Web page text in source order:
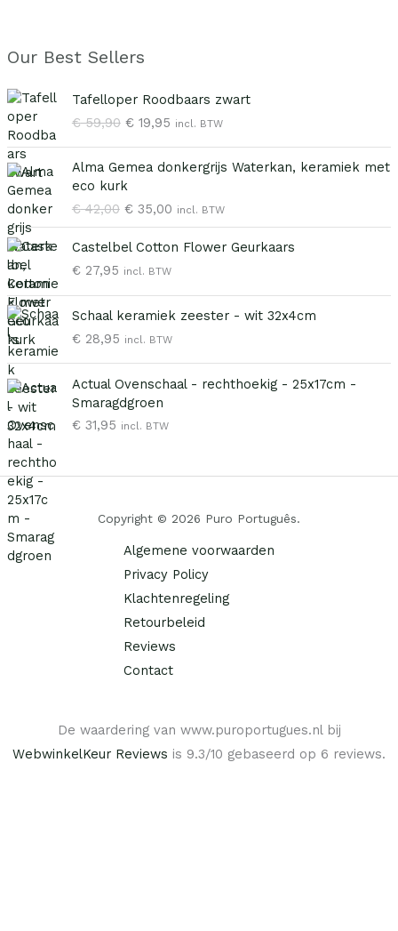
Our Best Sellers
Tafelloper Roodbaars zwart
€59,90
o
r
s
p
r
o
k
l
i
j
k
r
i
j
:
5
9
9
0
.
€19,95
H
u
i
d
i
e
j
s
i
s
incl. BTW
Alma Gemea donkergrijs Waterkan, keramiek met
eco kurk
€42,00 s
r
o
l
i
j
k
e
i
s
a
s
€
4
2
.
€35,00d
g
e
j
s
i
3
,
0
.
incl. BTW
Castelbel Cotton Flower Geurkaars
€27,95 incl. BTW
Schaal keramiek zeester - wit 32x4cm
€28,95 incl. BTW
Actual Ovenschaal - rechthoekig - 25x17cm -
Smaragdgroen
€31,95 incl. BTW
Copyright © 2026 Puro Português.
Algemene voorwaarden
Privacy Policy
Klachtenregeling
Retourbeleid
Reviews
Contact
De waardering van www.puroportugues.nl bij
WebwinkelKeur Reviews is 9.3/10 gebaseerd op 6 reviews.